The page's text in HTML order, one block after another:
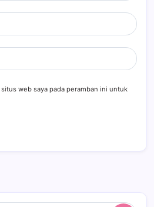
web saya pada peramban ini untuk